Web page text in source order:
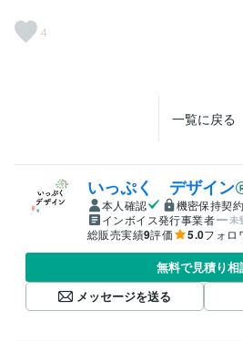
4
一覧に戻る
いっぷく デザイン
本人確認 機密保持契
インボイス発行事業者 未
総販売実績9評価 5.0フォロ
無料で見積り相
メッセージを送る